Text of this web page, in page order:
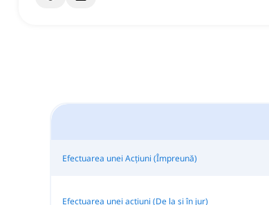
Efectuarea unei Acțiuni (Împreună)
Efectuarea unei acțiuni (De la și în jur)